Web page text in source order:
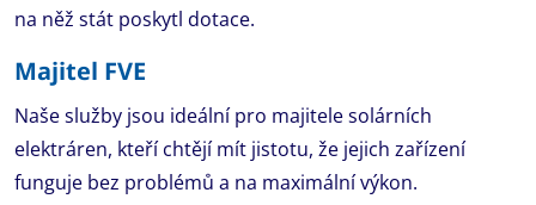
Majitel FVE
Naše služby jsou ideální pro majitele solárních
elektráren, kteří chtějí mít jistotu, že jejich zařízení
funguje bez problémů a na maximální výkon.
na něž stát poskytl dotace.